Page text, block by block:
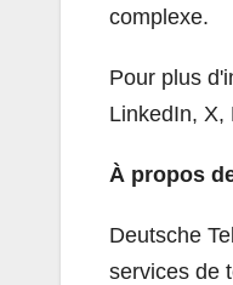
complexe.
Pour plus
LinkedIn, X,
À propos
Deutsche
services de